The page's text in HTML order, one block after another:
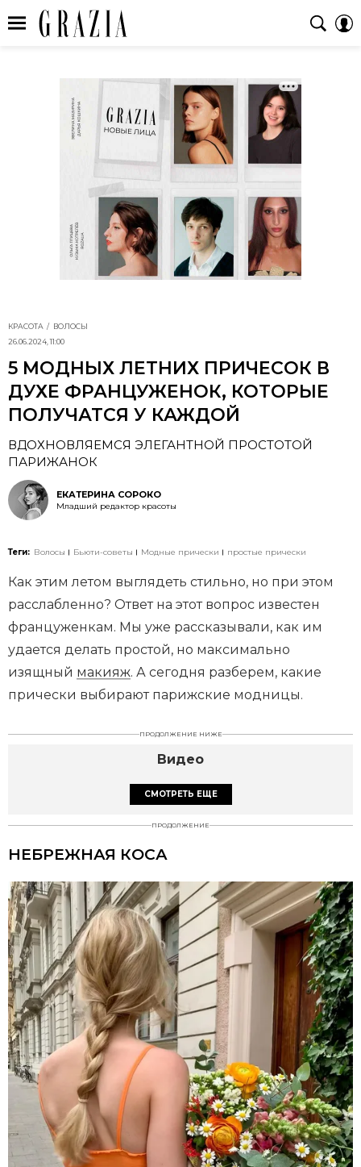
КРАСОТА
ВОЛОСЫ
26.06.2024, 11:00
5 МОДНЫХ ЛЕТНИХ ПРИЧЕСОК В
ДУХЕ ФРАНЦУЖЕНОК, КОТОРЫЕ
ПОЛУЧАТСЯ У КАЖДОЙ
ВДОХНОВЛЯЕМСЯ ЭЛЕГАНТНОЙ ПРОСТОТОЙ
ПАРИЖАНОК
ЕКАТЕРИНА СОРОКО
Младший редактор красоты
Теги: Волосы Бьюти-советы Модные прически простые прически
Как этим летом выглядеть стильно, но при этом
расслабленно? Ответ на этот вопрос известен
француженкам. Мы уже рассказывали, как им
удается делать простой, но максимально
изящный макияж. А сегодня разберем, какие
прически выбирают парижские модницы.
ПРОДОЛЖЕНИЕ НИЖЕ
Видео
СМОТРЕТЬ ЕЩЕ
ПРОДОЛЖЕНИЕ
НЕБРЕЖНАЯ КОСА